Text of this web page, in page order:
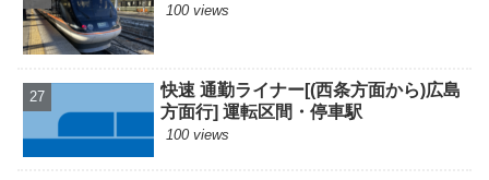
100 views
快速 通勤ライナー[(西条方面から)広島
方面行] 運転区間・停車駅
100 views